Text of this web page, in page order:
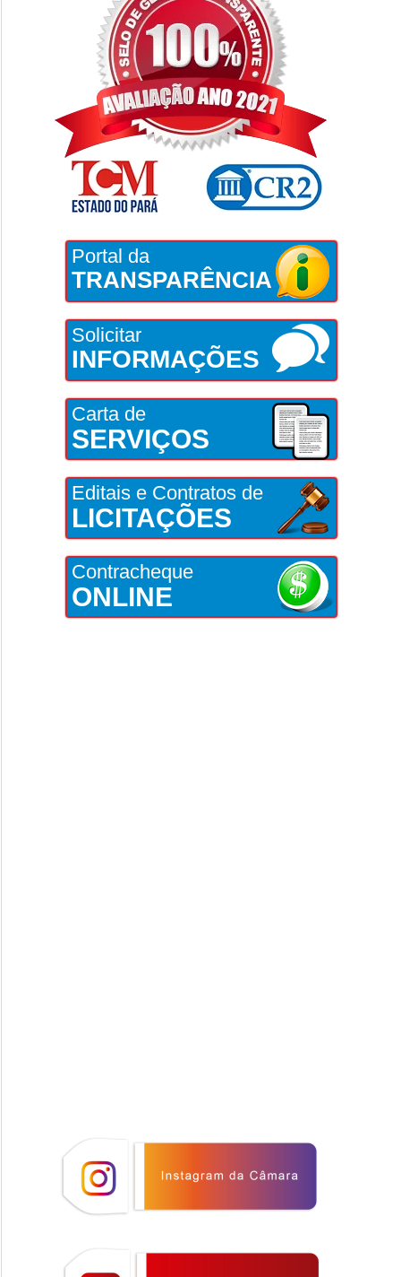
Portal da
TRANSPARÊNCIA
Solicitar
INFORMAÇÕES
Carta de
SERVIÇOS
Editais e Contratos de
LICITAÇÕES
Contracheque
ONLINE